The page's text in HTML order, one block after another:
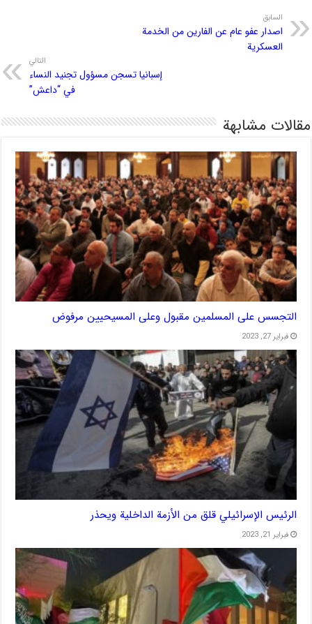
السابق
اصدار عفو عام عن الفارين من الخدمة
العسكرية
التالي
إسبانيا تسجن مسؤول تجنيد النساء
في “داعش”
مقالات مشابهة
التجسس على المسلمين مقبول وعلى المسيحيين مرفوض
فبراير 27, 2023
الرئيس الإسرائيلي قلق من الأزمة الداخلية ويحذر
فبراير 21, 2023